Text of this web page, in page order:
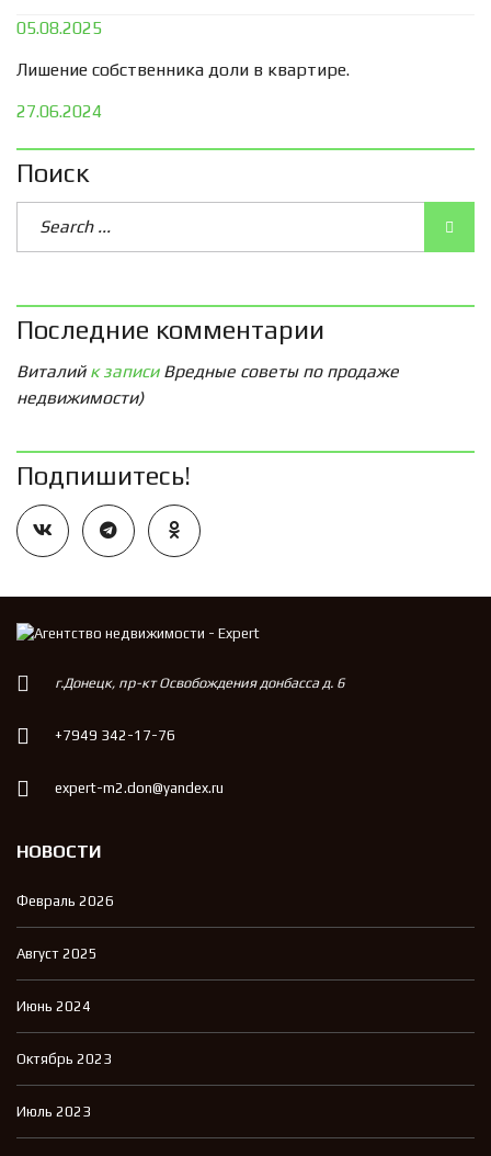
05.08.2025
Лишение собственника доли в квартире.
27.06.2024
Поиск
Последние комментарии
Виталийк записи Вредные советы по продаже
недвижимости)
Подпишитесь!
г.Донецк, пр-кт Освобождения донбасса д. 6
+7949 342-17-76
expert-m2.don@yandex.ru
НОВОСТИ
Февраль 2026
Август 2025
Июнь 2024
Октябрь 2023
Июль 2023